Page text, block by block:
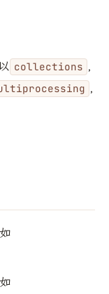
collections ,
,